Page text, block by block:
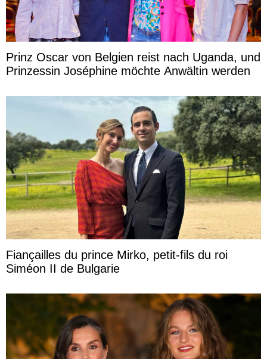
Prinz Oscar von Belgien reist nach Uganda, und
Prinzessin Joséphine möchte Anwältin werden
Fiançailles du prince Mirko, petit-fils du roi
Siméon II de Bulgarie